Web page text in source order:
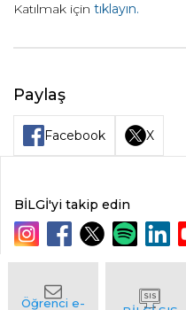
Katılmak için tıklayın.
Paylaş
Facebook X
BİLGİ'yi takip edin